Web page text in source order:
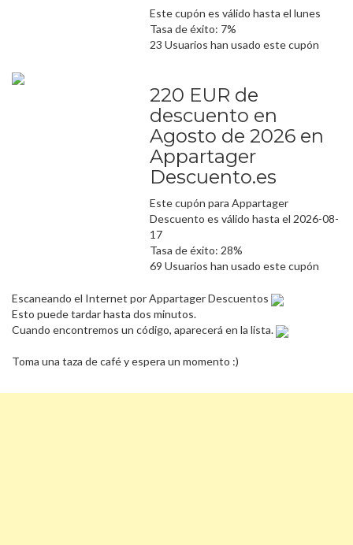
Este cupón es válido hasta el lunes
Tasa de éxito: 7%
23 Usuarios han usado este cupón
220 EUR de
descuento en
Agosto de 2026 en
Appartager
Descuento.es
Este cupón para Appartager
Descuento es válido hasta el 2026-08-
17
Tasa de éxito: 28%
69 Usuarios han usado este cupón
Escaneando el Internet por Appartager Descuentos
Esto puede tardar hasta dos minutos.
Cuando encontremos un código, aparecerá en la lista.
Toma una taza de café y espera un momento :)